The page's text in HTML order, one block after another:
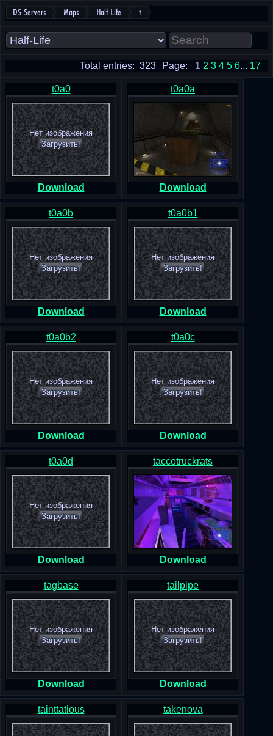
DS-Servers Maps Half-Life t
Page: 1 2 3 4 5 6... 17
Total entries: 323
t0a0
Нет изображения
Загрузить!
Download
t0a0a
Download
t0a0b
Нет изображения
Загрузить!
Download
t0a0b1
Нет изображения
Загрузить!
Download
t0a0b2
Нет изображения
Загрузить!
Download
t0a0c
Нет изображения
Загрузить!
Download
t0a0d
Нет изображения
Загрузить!
Download
taccotruckrats
Download
tagbase
Нет изображения
Загрузить!
Download
tailpipe
Нет изображения
Загрузить!
Download
tainttatious takenova